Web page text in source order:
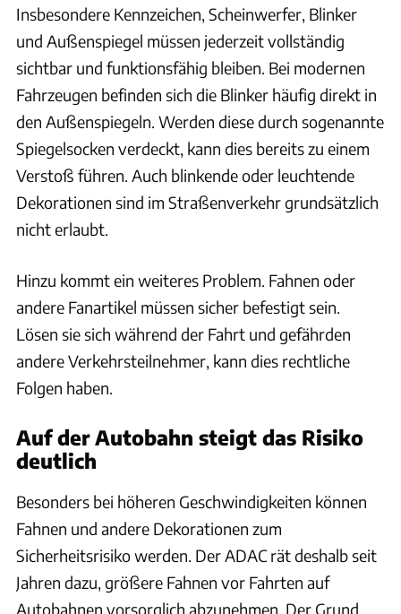
Insbesondere Kennzeichen, Scheinwerfer, Blinker
und Außenspiegel müssen jederzeit vollständig
sichtbar und funktionsfähig bleiben. Bei modernen
Fahrzeugen befinden sich die Blinker häufig direkt in
den Außenspiegeln. Werden diese durch sogenannte
Spiegelsocken verdeckt, kann dies bereits zu einem
Verstoß führen. Auch blinkende oder leuchtende
Dekorationen sind im Straßenverkehr grundsätzlich
nicht erlaubt.
Hinzu kommt ein weiteres Problem. Fahnen oder
andere Fanartikel müssen sicher befestigt sein.
Lösen sie sich während der Fahrt und gefährden
andere Verkehrsteilnehmer, kann dies rechtliche
Folgen haben.
Auf der Autobahn steigt das Risiko
deutlich
Besonders bei höheren Geschwindigkeiten können
Fahnen und andere Dekorationen zum
Sicherheitsrisiko werden. Der ADAC rät deshalb seit
Jahren dazu, größere Fahnen vor Fahrten auf
Autobahnen vorsorglich abzunehmen. Der Grund